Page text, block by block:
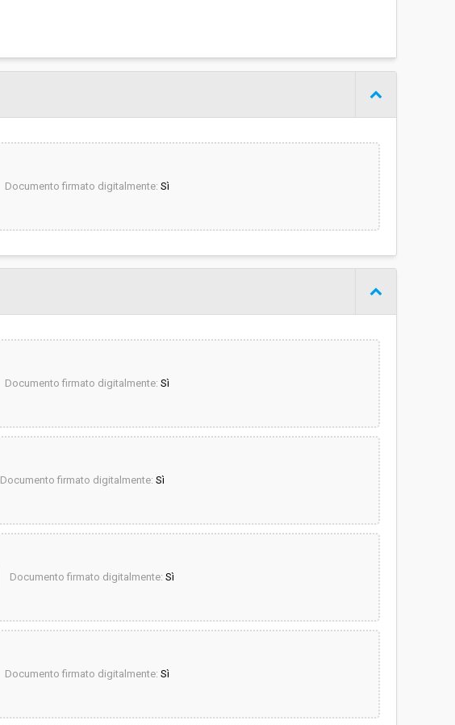
Documento firmato digitalmente: Sì
Documento firmato digitalmente: Sì
Documento firmato digitalmente: Sì
Documento firmato digitalmente: Sì
Documento firmato digitalmente: Sì